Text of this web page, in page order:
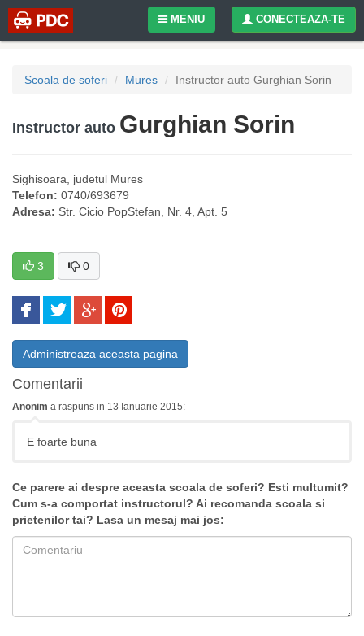
CONECTEAZA-TE
MENIU
Scoala de soferi Mures Instructor auto Gurghian Sorin
Instructor auto Gurghian Sorin
Sighisoara , judetul Mures
Telefon: 0740/693679
Adresa: Str. Cicio PopStefan, Nr. 4, Apt. 5
3 0
Administreaza aceasta pagina
Comentarii
Anonim a raspuns in 13 Ianuarie 2015:
E foarte buna
Ce parere ai despre aceasta scoala de soferi? Esti multumit?
Cum s-a comportat instructorul? Ai recomanda scoala si
prietenilor tai? Lasa un mesaj mai jos: